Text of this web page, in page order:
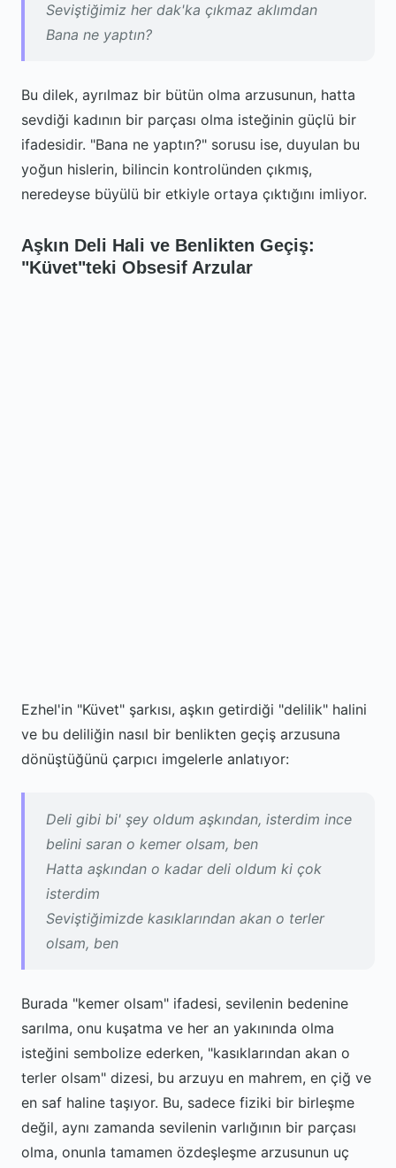
Seviştiğimiz her dak'ka çıkmaz aklımdan
Bana ne yaptın?
Bu dilek, ayrılmaz bir bütün olma arzusunun, hatta
sevdiği kadının bir parçası olma isteğinin güçlü bir
ifadesidir. "Bana ne yaptın?" sorusu ise, duyulan bu
yoğun hislerin, bilincin kontrolünden çıkmış,
neredeyse büyülü bir etkiyle ortaya çıktığını imliyor.
Aşkın Deli Hali ve Benlikten Geçiş:
"Küvet"teki Obsesif Arzular
Ezhel'in "Küvet" şarkısı, aşkın getirdiği "delilik" halini
ve bu deliliğin nasıl bir benlikten geçiş arzusuna
dönüştüğünü çarpıcı imgelerle anlatıyor:
Deli gibi bi' şey oldum aşkından, isterdim ince
belini saran o kemer olsam, ben
Hatta aşkından o kadar deli oldum ki çok
isterdim
Seviştiğimizde kasıklarından akan o terler
olsam, ben
Burada "kemer olsam" ifadesi, sevilenin bedenine
sarılma, onu kuşatma ve her an yakınında olma
isteğini sembolize ederken, "kasıklarından akan o
terler olsam" dizesi, bu arzuyu en mahrem, en çiğ ve
en saf haline taşıyor. Bu, sadece fiziki bir birleşme
değil, aynı zamanda sevilenin varlığının bir parçası
olma, onunla tamamen özdeşleşme arzusunun uç